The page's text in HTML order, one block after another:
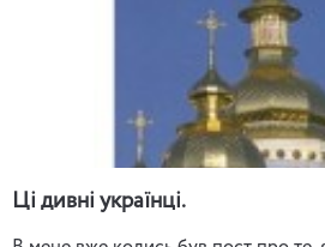
Ці дивні українці.